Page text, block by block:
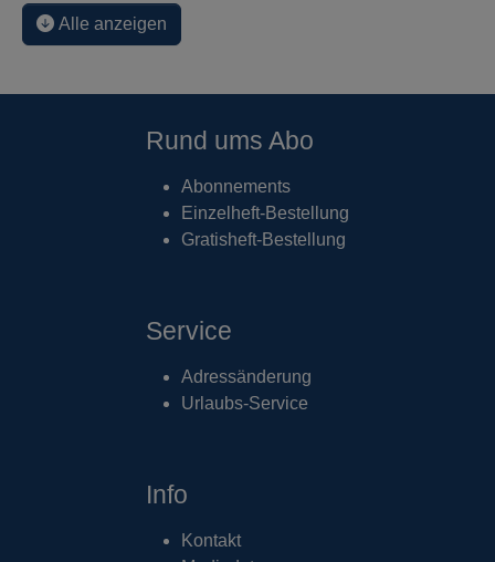
Alle anzeigen
Rund ums Abo
Abonnements
Einzelheft-Bestellung
Gratisheft-Bestellung
Service
Adressänderung
Urlaubs-Service
Info
Kontakt